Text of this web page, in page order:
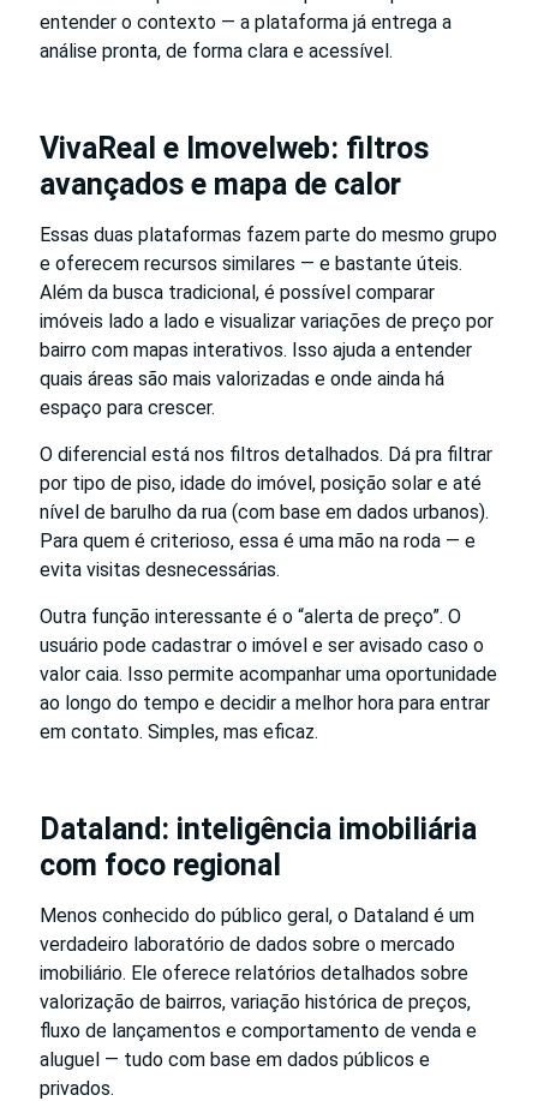
entender o contexto — a plataforma já entrega a
análise pronta, de forma clara e acessível.
VivaReal e Imovelweb: filtros
avançados e mapa de calor
Essas duas plataformas fazem parte do mesmo grupo
e oferecem recursos similares — e bastante úteis.
Além da busca tradicional, é possível comparar
imóveis lado a lado e visualizar variações de preço por
bairro com mapas interativos. Isso ajuda a entender
quais áreas são mais valorizadas e onde ainda há
espaço para crescer.
O diferencial está nos filtros detalhados. Dá pra filtrar
por tipo de piso, idade do imóvel, posição solar e até
nível de barulho da rua (com base em dados urbanos).
Para quem é criterioso, essa é uma mão na roda — e
evita visitas desnecessárias.
Outra função interessante é o “alerta de preço”. O
usuário pode cadastrar o imóvel e ser avisado caso o
valor caia. Isso permite acompanhar uma oportunidade
ao longo do tempo e decidir a melhor hora para entrar
em contato. Simples, mas eficaz.
Dataland: inteligência imobiliária
com foco regional
Menos conhecido do público geral, o Dataland é um
verdadeiro laboratório de dados sobre o mercado
imobiliário. Ele oferece relatórios detalhados sobre
valorização de bairros, variação histórica de preços,
fluxo de lançamentos e comportamento de venda e
aluguel — tudo com base em dados públicos e
privados.